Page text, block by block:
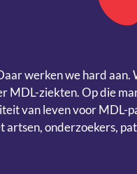
werken we hard aan.
MDL-ziekten. Op die
van leven voor MDL-
onderzoekers,